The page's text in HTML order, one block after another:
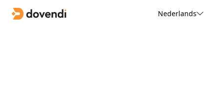
Nederlands